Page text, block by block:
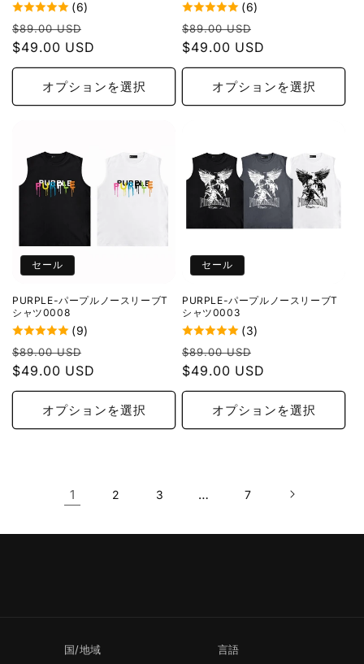
(6)
通
常
価
$89.00 USD
ー
ル
価
格
$49.00 USD
オプションを選択
(6)
通
常
価
$89.00 USD
ー
ル
価
格
$49.00 USD
オプションを選択
セール
PURPLE-パープルノースリーブT
シャツ0008
(9)
通
常
価
$89.00 USD
ー
ル
価
格
$49.00 USD
オプションを選択
セール
PURPLE-パープルノースリーブT
シャツ0003
(3)
通
常
価
$89.00 USD
ー
ル
価
格
$49.00 USD
オプションを選択
1 2 3 … 7
国/地域 言語